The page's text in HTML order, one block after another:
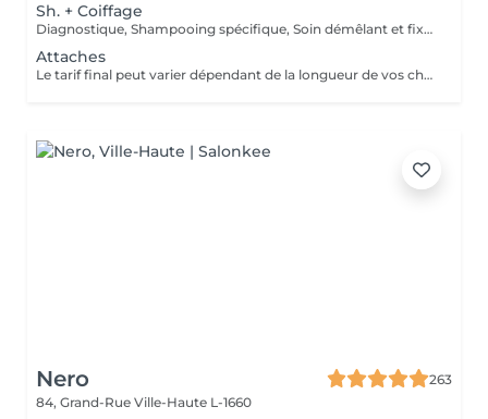
Sh. + Coiffage
Diagnostique, Shampooing spécifique, Soin démêlant et fixation inclus. Veuillez prendre note que les prix indiqués sur Salonkee sont communiqués à titre informatif et s'entendent de base. Ces derniers sont susceptibles de varier selon le diagnostic réalisé à votre arrivée au salon et l'expertise du professionnel à qui vous confiez votre beauté. Dans tous les cas, un devis précis vous sera proposé et toutes réalisations de prestations seront effectuées avec votre accord.
Attaches
Le tarif final peut varier dépendant de la longueur de vos cheveux ainsi que des soins et produits utilisés.
Nero
263
84, Grand-Rue Ville-Haute L-1660